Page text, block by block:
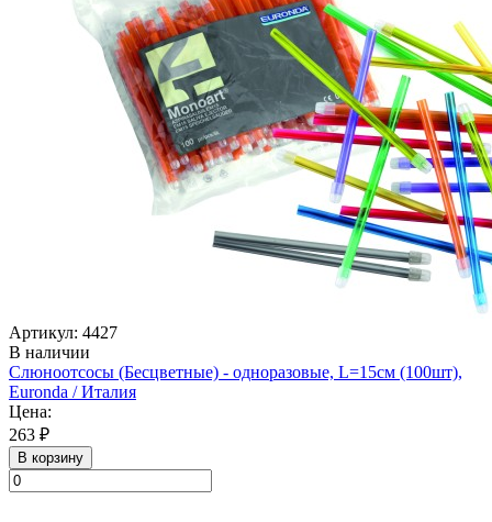
Артикул: 4427
В наличии
Слюноотсосы (Бесцветные) - одноразовые, L=15см (100шт),
Euronda / Италия
Цена:
263 ₽
В корзину